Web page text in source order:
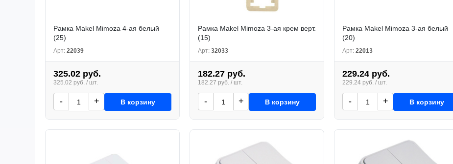
Рамка Makel Mimoza 4-ая белый
(25)
Арт: 22039
325.02 руб.
325.02 руб. / шт.
- + В корзину
Рамка Makel Mimoza 3-ая крем верт.
(15)
Арт: 32033
182.27 руб.
182.27 руб. / шт.
- + В корзину
Рамка Makel Mimoza 3-ая белый
(20)
Арт: 22013
229.24 руб.
229.24 руб. / шт.
- + В корзину